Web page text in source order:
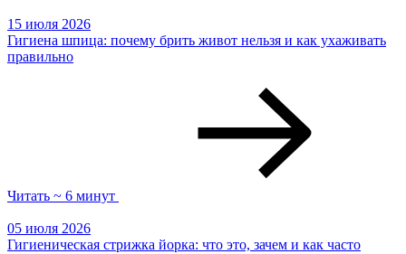
15 июля 2026
Гигиена шпица: почему брить живот нельзя и как ухаживать
правильно
Читать ~ 6 минут
05 июля 2026
Гигиеническая стрижка йорка: что это, зачем и как часто